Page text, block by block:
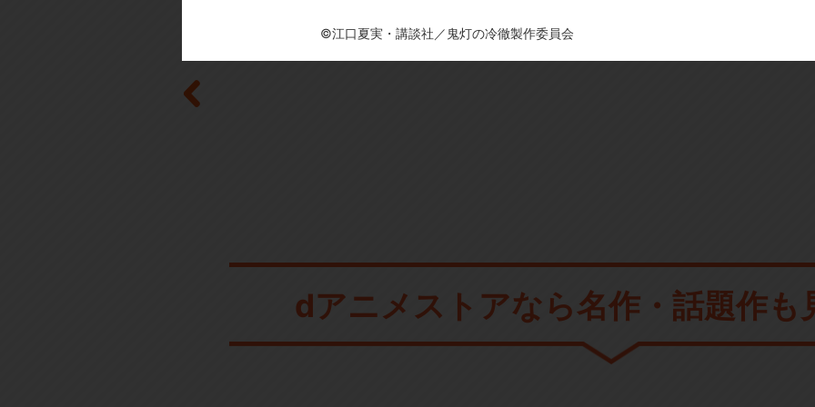
dアニメストアなら名作・話題作も
©江口夏実・講談社／鬼灯の冷徹製作委員会